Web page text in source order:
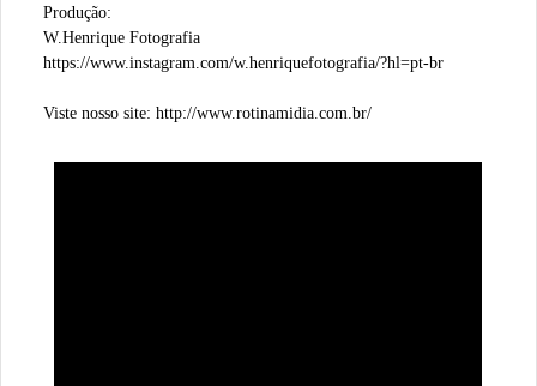
Produção:
W.Henrique Fotografia
https://www.instagram.com/w.henriquefotografia/?hl=pt-br
Viste nosso site: http://www.rotinamidia.com.br/